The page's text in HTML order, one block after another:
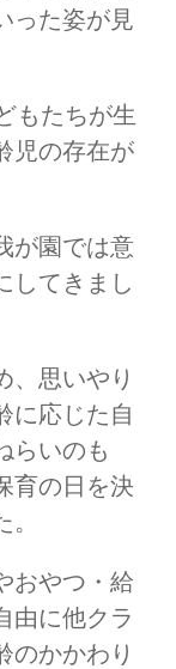
った姿が見
もたちが生
児の存在が
が園では意
してきまし
、思いやり
に応じた自
らいのも
育の日を決
おやつ・給
由に他クラ
のかかわり